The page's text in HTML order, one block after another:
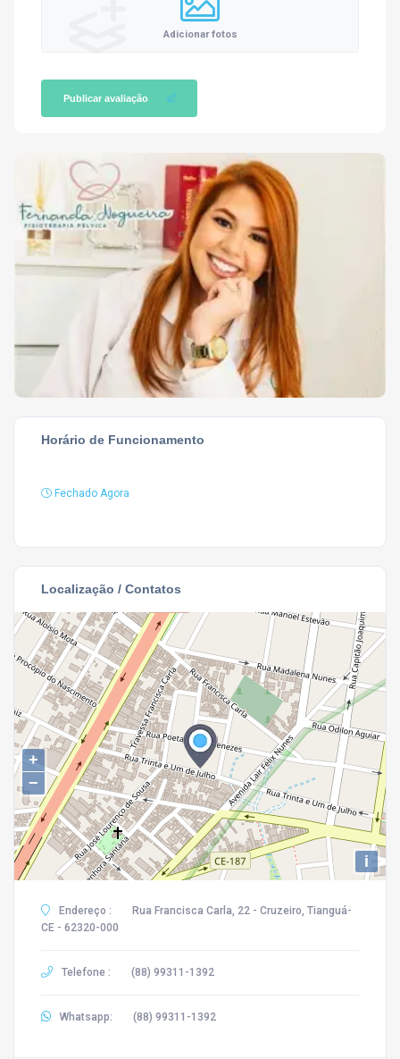
Adicionar fotos
Publicar avaliação
Horário de Funcionamento
Fechado Agora
Localização / Contatos
+
−
i
Endereço :
Rua Francisca Carla, 22 - Cruzeiro, Tianguá-
CE - 62320-000
Telefone : (88) 99311-1392
Whatsapp: (88) 99311-1392